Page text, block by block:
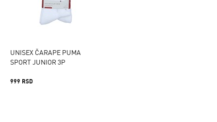
UNISEX ČARAPE PUMA
SPORT JUNIOR 3P
999 RSD